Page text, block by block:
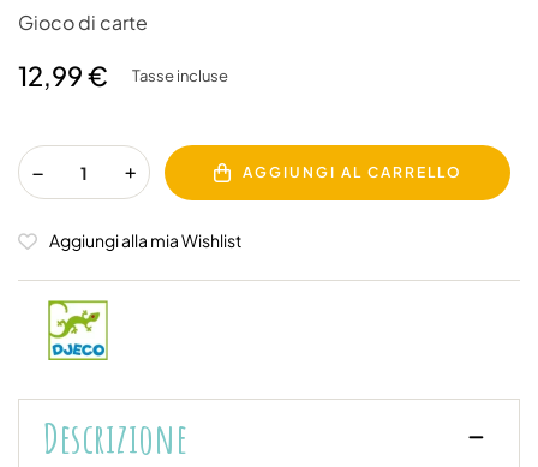
Gioco di carte
12,99 € Tasse incluse
AGGIUNGI AL CARRELLO
Aggiungi alla mia Wishlist
Descrizione